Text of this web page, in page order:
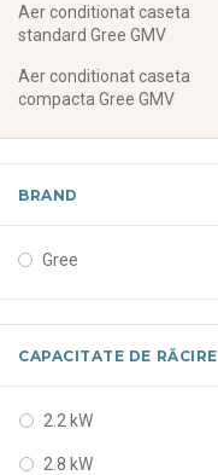
Aer conditionat caseta
standard Gree GMV
Aer conditionat caseta
compacta Gree GMV
BRAND
Gree
CAPACITATE DE RĂCIRE
2.2 kW
2.8 kW